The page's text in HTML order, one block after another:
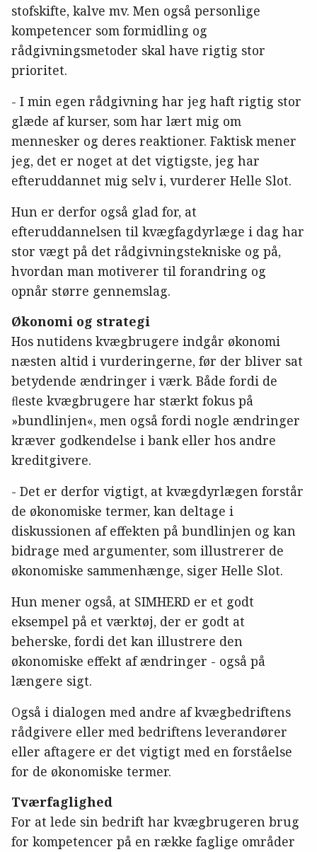
stofskifte, kalve mv. Men også personlige
kompetencer som formidling og
rådgivningsmetoder skal have rigtig stor
prioritet.
- I min egen rådgivning har jeg haft rigtig stor
glæde af kurser, som har lært mig om
mennesker og deres reaktioner. Faktisk mener
jeg, det er noget at det vigtigste, jeg har
efteruddannet mig selv i, vurderer Helle Slot.
Hun er derfor også glad for, at
efteruddannelsen til kvægfagdyrlæge i dag har
stor vægt på det rådgivningstekniske og på,
hvordan man motiverer til forandring og
opnår større gennemslag.
Økonomi og strategi
Hos nutidens kvægbrugere indgår økonomi
næsten altid i vurderingerne, før der bliver sat
betydende ændringer i værk. Både fordi de
ﬂeste kvægbrugere har stærkt fokus på
»bundlinjen«, men også fordi nogle ændringer
kræver godkendelse i bank eller hos andre
kreditgivere.
- Det er derfor vigtigt, at kvægdyrlægen forstår
de økonomiske termer, kan deltage i
diskussionen af effekten på bundlinjen og kan
bidrage med argumenter, som illustrerer de
økonomiske sammenhænge, siger Helle Slot.
Hun mener også, at SIMHERD er et godt
eksempel på et værktøj, der er godt at
beherske, fordi det kan illustrere den
økonomiske effekt af ændringer - også på
længere sigt.
Også i dialogen med andre af kvægbedriftens
rådgivere eller med bedriftens leverandører
eller aftagere er det vigtigt med en forståelse
for de økonomiske termer.
Tværfaglighed
For at lede sin bedrift har kvægbrugeren brug
for kompetencer på en række faglige områder